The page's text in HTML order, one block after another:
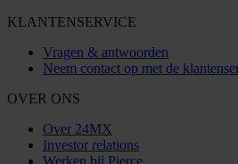
KLANTENSERVICE
Vragen & antwoorden
Neem contact op met de
OVER ONS
Over 24MX
Investor relations
Werken bij Pierce